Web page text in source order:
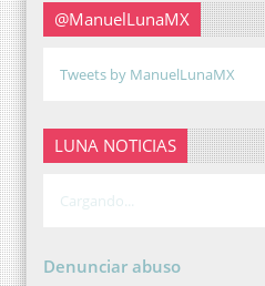
@ManuelLunaMX
Tweets by ManuelLunaMX
LUNA NOTICIAS
Cargando...
Denunciar abuso